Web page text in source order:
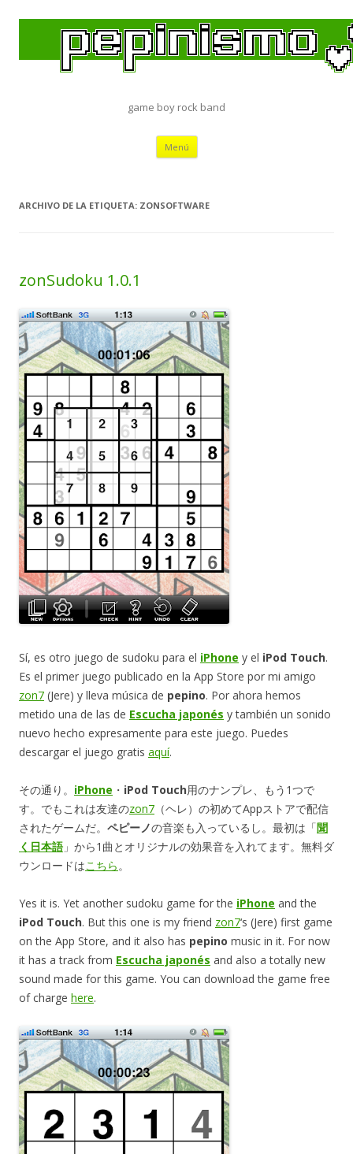
game boy rock band
Menú Saltar
contenido
ARCHIVO DE LA ETIQUETA: ZONSOFTWARE
zonSudoku 1.0.1
Sí, es otro juego de sudoku para el iPhone y el iPod Touch.
Es el primer juego publicado en la App Store por mi amigo
zon7 (Jere) y lleva música de pepino. Por ahora hemos
metido una de las de Escucha japonés y también un sonido
nuevo hecho expresamente para este juego. Puedes
descargar el juego gratis aquí.
その通り。 iPhone ・ iPod Touch用のナンプレ、もう1つで
す。でもこれは友達のzon7 （ヘレ）の初めてAppストアで配信
されたゲームだ。 ペピーノの音楽も入っているし。最初は「聞
く日本語 」から1曲とオリジナルの効果音を入れてます。無料ダ
ウンロードはこちら。
Yes it is. Yet another sudoku game for the iPhone and the
iPod Touch. But this one is my friend zon7‘s (Jere) first game
on the App Store, and it also has pepino music in it. For now
it has a track from Escucha japonés and also a totally new
sound made for this game. You can download the game free
of charge here.